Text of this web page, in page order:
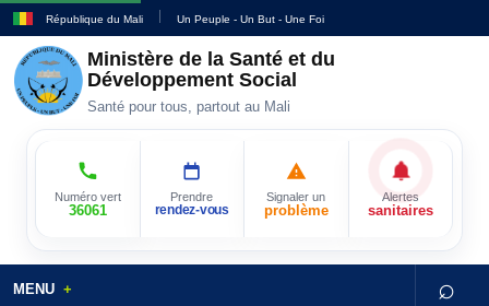
République du Mali Un Peuple - Un But - Une Foi
Ministère de la Santé et du
Développement Social
Santé pour tous, partout au Mali
Numéro vert
36061
Prendre
rendez-vous
Signaler un
problème
Alertes
sanitaires
MENU ⌕